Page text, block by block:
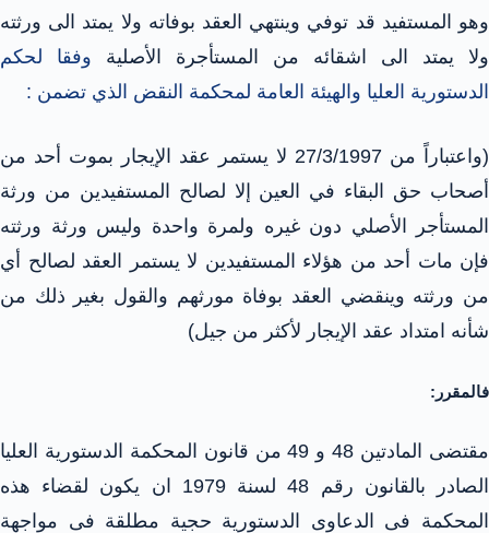
وهو المستفيد قد توفي وينتهي العقد بوفاته ولا يمتد الى ورثته
ولا يمتد الى اشقائه من المستأجرة الأصلية وفقا لحكم
الدستورية العليا والهيئة العامة لمحكمة النقض الذي تضمن :
(واعتباراً من 27/3/1997 لا يستمر عقد الإيجار بموت أحد من
أصحاب حق البقاء في العين إلا لصالح المستفيدين من ورثة
المستأجر الأصلي دون غيره ولمرة واحدة وليس ورثة ورثته
فإن مات أحد من هؤلاء المستفيدين لا يستمر العقد لصالح أي
من ورثته وينقضي العقد بوفاة مورثهم والقول بغير ذلك من
شأنه امتداد عقد الإيجار لأكثر من جيل)
فالمقرر:
مقتضى المادتين 48 و 49 من قانون المحكمة الدستورية العليا
الصادر بالقانون رقم 48 لسنة 1979 ان يكون لقضاء هذه
المحكمة فى الدعاوى الدستورية حجية مطلقة فى مواجهة